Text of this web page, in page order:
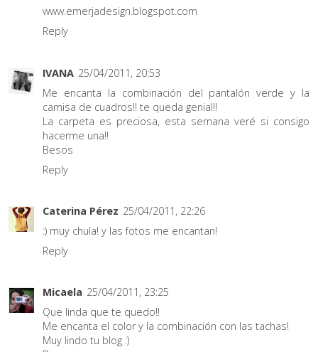
www.emerjadesign.blogspot.com
Reply
IVANA 25/04/2011, 20:53
Me encanta la combinación del pantalón verde y la
camisa de cuadros!! te queda genial!!
La carpeta es preciosa, esta semana veré si consigo
hacerme una!!
Besos
Reply
Caterina Pérez 25/04/2011, 22:26
:) muy chula! y las fotos me encantan!
Reply
Micaela 25/04/2011, 23:25
Que linda que te quedo!!
Me encanta el color y la combinación con las tachas!
Muy lindo tu blog :)